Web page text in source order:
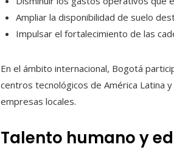
Ampliar la disponibilidad de suelo
Impulsar el fortalecimiento de las
En el ámbito internacional, Bogotá
centros tecnológicos de América Latina
empresas locales.
Talento humano y